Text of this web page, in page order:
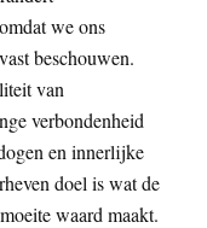
we ons
beschouwen.
van
verbondenheid
en innerlijke
doel is wat de
waard maakt.